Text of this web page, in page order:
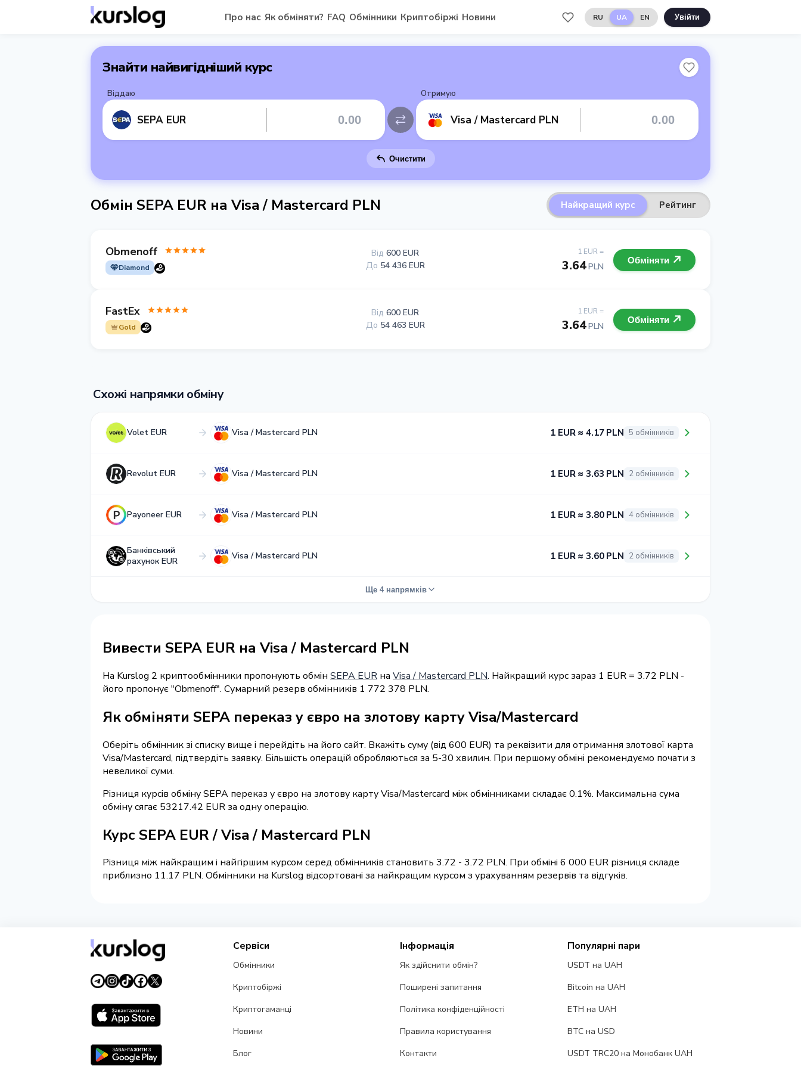
Про нас Як обміняти? FAQ Обмінники Криптобіржі Новини RU UA EN Увійти
Знайти найвигідніший курс
Віддаю
SEPA EUR
Отримую
Visa / Mastercard PLN
Очистити
Обмін SEPA EUR на Visa / Mastercard PLN Найкращий курс Рейтинг
Obmenoff
Diamond
1 EUR =
3.64PLN
Від 600 EUR
До 54 436 EUR Обміняти
FastEx
Gold
1 EUR =
3.64PLN
Від 600 EUR
До 54 463 EUR Обміняти
Схожі напрямки обміну
Volet EUR Visa / Mastercard PLN 1 EUR ≈ 4.17 PLN 5 обмінників
Revolut EUR Visa / Mastercard PLN 1 EUR ≈ 3.63 PLN 2 обмінників
Payoneer EUR Visa / Mastercard PLN 1 EUR ≈ 3.80 PLN 4 обмінників
Банківський
рахунок EUR
Visa / Mastercard PLN 1 EUR ≈ 3.60 PLN 2 обмінників
Ще 4 напрямків
Вивести SEPA EUR на Visa / Mastercard PLN
На Kurslog 2 криптообмінники пропонують обмін SEPA EUR на Visa / Mastercard PLN. Найкращий курс зараз 1 EUR = 3.72 PLN -
його пропонує "Obmenoff". Сумарний резерв обмінників 1 772 378 PLN.
Як обміняти SEPA переказ у євро на злотову карту Visa/Mastercard
Оберіть обмінник зі списку вище і перейдіть на його сайт. Вкажіть суму (від 600 EUR) та реквізити для отримання злотової карта
Visa/Mastercard, підтвердіть заявку. Більшість операцій обробляються за 5-30 хвилин. При першому обміні рекомендуємо почати з
невеликої суми.
Різниця курсів обміну SEPA переказ у євро на злотову карту Visa/Mastercard між обмінниками складає 0.1%. Максимальна сума
обміну сягає 53217.42 EUR за одну операцію.
Курс SEPA EUR / Visa / Mastercard PLN
Різниця між найкращим і найгіршим курсом серед обмінників становить 3.72 - 3.72 PLN. При обміні 6 000 EUR різниця складе
приблизно 11.17 PLN. Обмінники на Kurslog відсортовані за найкращим курсом з урахуванням резервів та відгуків.
Сервіси
Обмінники
Криптобіржі
Криптогаманці
Новини
Блог
Інформація
Як здійснити обмін?
Поширені запитання
Політика конфіденційності
Правила користування
Контакти
Популярні пари
USDT на UAH
Bitcoin на UAH
ETH на UAH
BTC на USD
USDT TRC20 на Монобанк UAH